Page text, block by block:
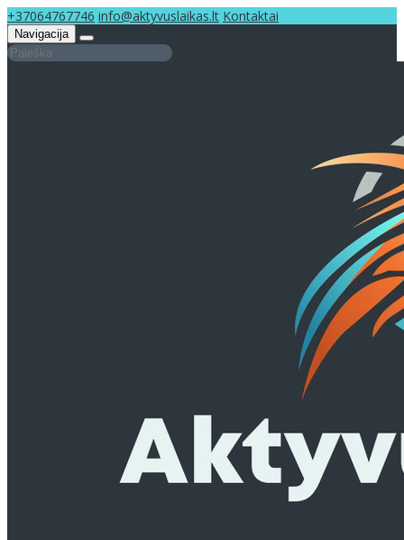
+37064767746 info@aktyvuslaikas.lt Kontaktai
Navigacija